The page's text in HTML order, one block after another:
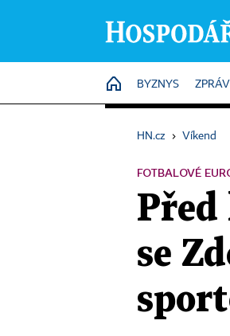
HOME
BYZNYS
HN.cz › Víkend
FOTBALOVÉ
se